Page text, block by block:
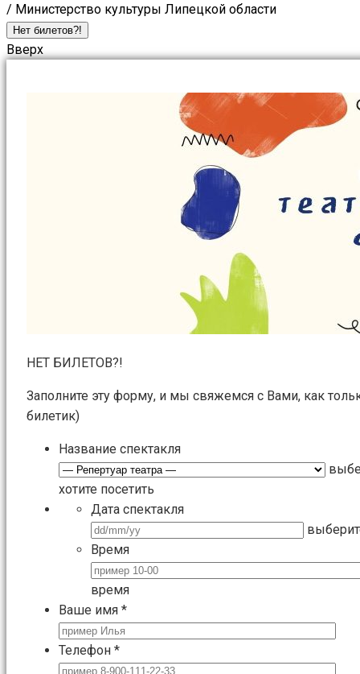
/ Министерство культуры Липецкой области
Нет билетов?!
Вверх
НЕТ БИЛЕТОВ?!
Заполните эту форму, и мы свяжемся с Вами, как
билетик)
Название спектакля
хотите посетить
Дата спектакля
Время
время
Ваше имя *
Телефон *